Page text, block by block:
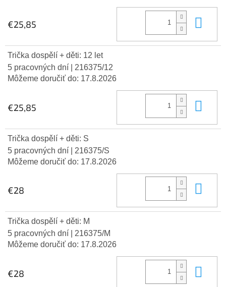
€25,85
Trička dospělí + děti: 12 let
5 pracovných dní
| 216375/12
Môžeme doručiť do: 17.8.2026
€25,85
Trička dospělí + děti: S
5 pracovných dní
| 216375/S
Môžeme doručiť do: 17.8.2026
€28
Trička dospělí + děti: M
5 pracovných dní
| 216375/M
Môžeme doručiť do: 17.8.2026
€28